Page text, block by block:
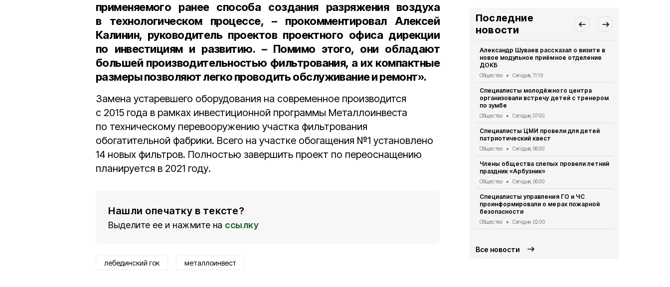
применяемого ранее способа создания разряжения воздуха
в технологическом процессе, – прокомментировал Алексей
Калинин, руководитель проектов проектного офиса дирекции
по инвестициям и развитию. – Помимо этого, они обладают
большей производительностью фильтрования, а их компактные
размеры позволяют легко проводить обслуживание и ремонт».
Замена устаревшего оборудования на современное производится
с 2015 года в рамках инвестиционной программы Металлоинвеста
по техническому перевооружению участка фильтрования
обогатительной фабрики. Всего на участке обогащения №1 установлено
14 новых фильтров. Полностью завершить проект по переоснащению
планируется в 2021 году.
Нашли опечатку в тексте?
Выделите ее и нажмите на ссылку
лебединский гок металлоинвест
Последние
новости
Александр Шуваев рассказал о визите в
новое модульное приёмное отделение
ДОКБ
Общество Сегодня, 11:19
Специалисты молодёжного центра
организовали встречу детей с тренером
по зумбе
Общество Сегодня, 07:00
Специалисты ЦМИ провели для детей
патриотический квест
Общество Сегодня, 06:00
Члены общества слепых провели летний
праздник «Арбузник»
Общество Сегодня, 06:00
Специалисты управления ГО и ЧС
проинформировали о мерах пожарной
безопасности
Общество Сегодня, 02:00
Все новости